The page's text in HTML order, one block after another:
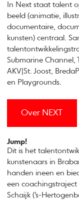
In Next staat talent
beeld (animatie,
documentaire,
kunsten) centraal.
Submarine Channel,
AKV|St. Joost,
en Playgrounds.
Over NEXT
Jump!
Dit is het
kunstenaars in
handen ineen en
een
Schaijk (’s-